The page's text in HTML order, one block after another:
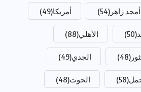
أمجد زاهر (54) أمريكا(49)
(50) الأهلي(88)
(48) الجدي(49)
(58) الحوت(48)